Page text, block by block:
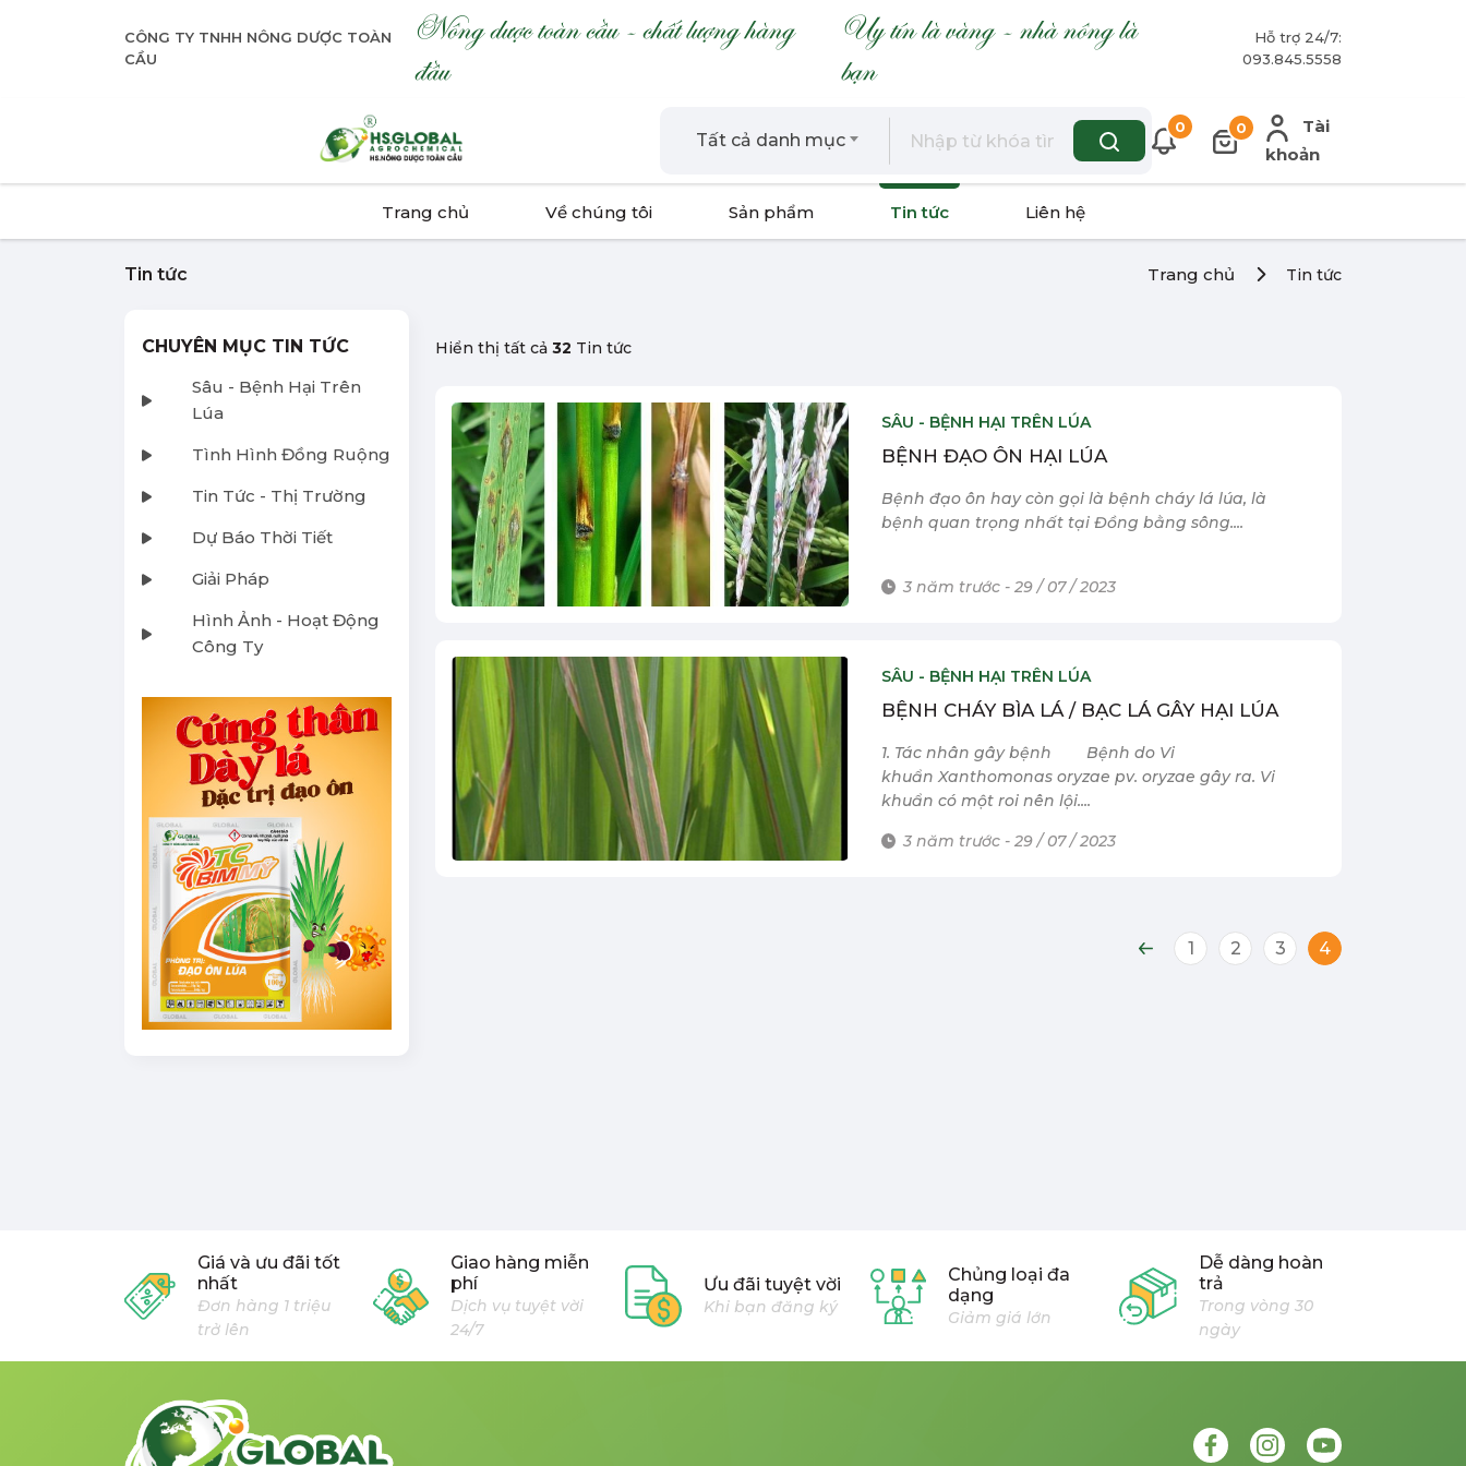
CÔNG TY TNHH NÔNG DƯỢC TOÀN
CẦU
Nông dược toàn cầu - chất lượng hàng
đầu
Uy tín là vàng - nhà nông là
bạn
Hỗ trợ 24/7:
093.845.5558
Tất cả danh mục
0 0
Tài
khoản
Trang chủ Về chúng tôi Sản phẩm Tin tức Liên hệ
Tin tức Trang chủ Tin tức
CHUYÊN MỤC TIN TỨC
Sâu - Bệnh Hại Trên
Lúa
Tình Hình Đồng Ruộng
Tin Tức - Thị Trường
Dự Báo Thời Tiết
Giải Pháp
Hình Ảnh - Hoạt Động
Công Ty
Hiển thị tất cả 32 Tin tức
SÂU - BỆNH HẠI TRÊN LÚA
BỆNH ĐẠO ÔN HẠI LÚA
Bệnh đạo ôn hay còn gọi là bệnh cháy lá lúa, là
bệnh quan trọng nhất tại Đồng bằng sông....
3 năm trước - 29 / 07 / 2023
SÂU - BỆNH HẠI TRÊN LÚA
BỆNH CHÁY BÌA LÁ / BẠC LÁ GÂY HẠI LÚA
1. Tác nhân gây bệnh Bệnh do Vi
khuẩn Xanthomonas oryzae pv. oryzae gây ra. Vi
khuẩn có một roi nên lội....
3 năm trước - 29 / 07 / 2023
1 2 3 4
Giá và ưu đãi tốt
nhất
Đơn hàng 1 triệu
trở lên
Giao hàng miễn
phí
Dịch vụ tuyệt vời
24/7
Ưu đãi tuyệt vời
Khi bạn đăng ký
Chủng loại đa
dạng
Giảm giá lớn
Dễ dàng hoàn
trả
Trong vòng 30
ngày